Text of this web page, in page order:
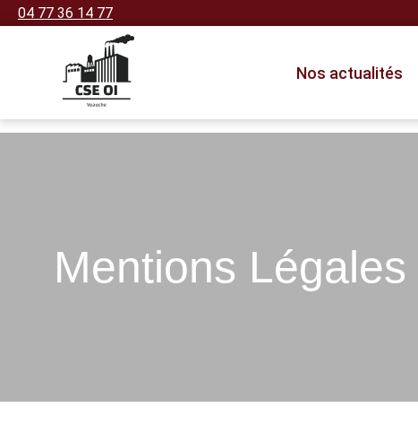
04 77 36 14 77
Nos actualités
Mentions Légales